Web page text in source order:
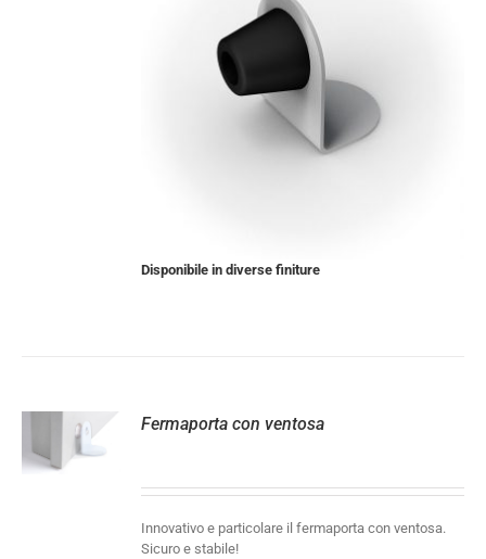
Disponibile in diverse finiture
Fermaporta con ventosa
Innovativo e particolare il fermaporta con ventosa.
Sicuro e stabile!